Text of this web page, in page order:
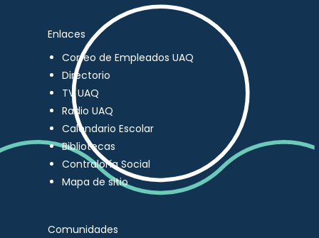
Enlaces
Correo de Empleados UAQ
Directorio
TV UAQ
Radio UAQ
Calendario Escolar
Bibliotecas
Contraloría Social
Mapa de sitio
Comunidades